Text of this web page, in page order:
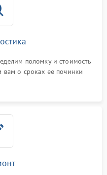
поломку и стоимость
о сроках ее починки